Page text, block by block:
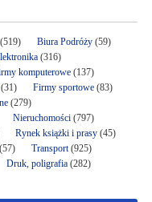
Biura Podróży(59)
(316)
komputerowe(137)
Firmy sportowe(83)
(279)
Nieruchomości(797)
Rynek książki i prasy(45)
Transport(925)
Druk, poligrafia(282)